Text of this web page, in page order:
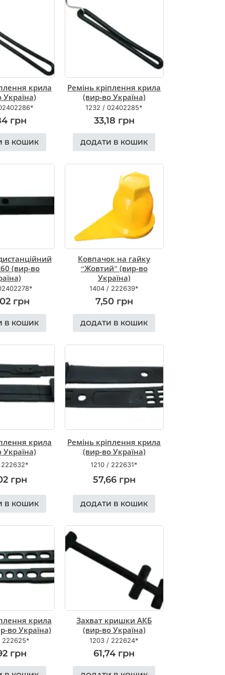
крила
Україна)
грн
В КОШИК
Ремінь кріплення крила
(вир-во Україна)
1232 /02402285*
33,18 грн
ДОДАТИ В КОШИК
(вир-во
грн
В КОШИК
Ковпачок на гайку
“Жовтий” (вир-во
Україна)
1404 / 222639*
7,50 грн
ДОДАТИ В КОШИК
крила
Україна)
222632*
грн
В КОШИК
Ремінь кріплення крила
(вир-во Україна)
1210 / 222631*
57,66 грн
ДОДАТИ В КОШИК
крила
во Україна)
222625*
грн
Захват кришки АКБ
(вир-во Україна)
1203 / 222624*
61,74 грн